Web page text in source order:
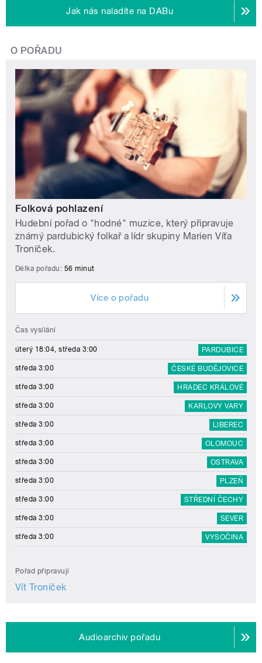
Jak nás naladíte na DABu
O POŘADU
Folková pohlazení
Hudební pořad o "hodné" muzice, který připravuje
známý pardubický folkař a lídr skupiny Marien Víťa
Troníček.
Délka pořadu: 56 minut
Více o pořadu
Čas vysílání
úterý 18:04, středa 3:00 PARDUBICE
středa 3:00 ČESKÉ BUDĚJOVICE
středa 3:00 HRADEC KRÁLOVÉ
středa 3:00 KARLOVY VARY
středa 3:00 LIBEREC
středa 3:00 OLOMOUC
středa 3:00 OSTRAVA
středa 3:00 PLZEŇ
středa 3:00 STŘEDNÍ ČECHY
středa 3:00 SEVER
středa 3:00 VYSOČINA
Pořad připravují
Vít Troníček
Audioarchiv pořadu